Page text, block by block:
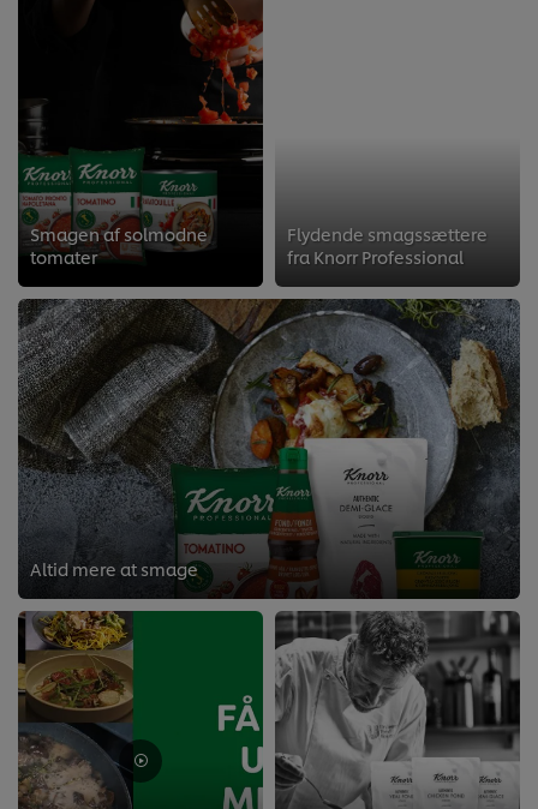
Smagen af solmodne
tomater
Flydende smagssættere
fra Knorr Professional
Altid mere at smage